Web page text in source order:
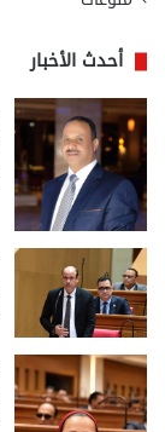
أحدث الأخبار